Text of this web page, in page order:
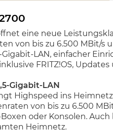
eine neue
von bis zu 6.500 MBit/s
LAN, einfacher
FRITZ!OS,
Gigabit-LAN
Highspeed ins
von bis zu 6.500
oder Konsolen.
Heimnetz.